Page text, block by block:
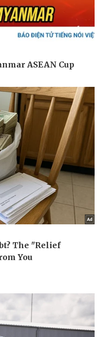
Sành điệu
Chuyển đổi số